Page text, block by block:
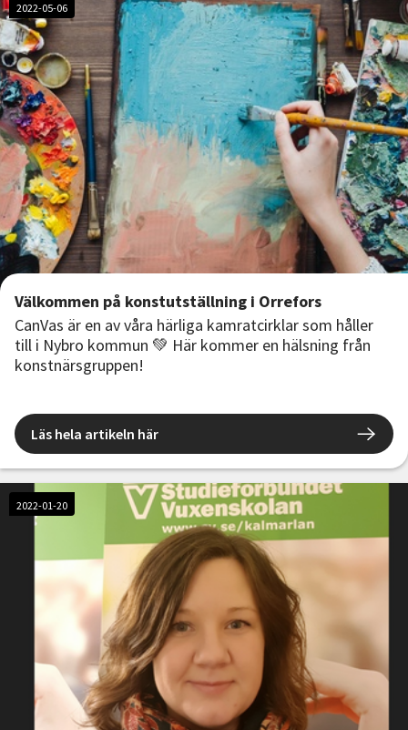
2022-05-06
Välkommen på konstutställning i Orrefors
CanVas är en av våra härliga kamratcirklar som håller
till i Nybro kommun 💚 Här kommer en hälsning från
konstnärsgruppen!
Läs hela artikeln här
2022-01-20